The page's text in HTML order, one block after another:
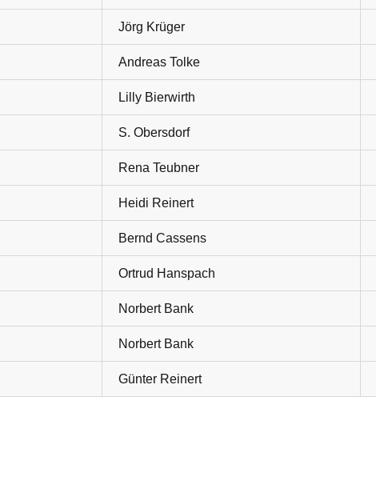
Jörg Krüger
Andreas Tolke
Lilly Bierwirth
S. Obersdorf
Rena Teubner
Heidi Reinert
Bernd Cassens
Ortrud Hanspach
Norbert Bank
Norbert Bank
Günter Reinert